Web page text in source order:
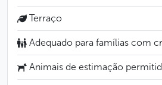
Terraço
Adequado para famílias com
Animais de estimação